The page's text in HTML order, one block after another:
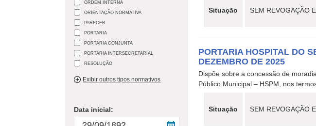
ORDEM INTERNA
ORIENTAÇÃO NORMATIVA
PARECER
PORTARIA
PORTARIA CONJUNTA
PORTARIA INTERSECRETARIAL
RESOLUÇÃO
Exibir outros tipos normativos
Data inicial:
Situação SEM REVOGAÇÃO
PORTARIA HOSPITAL DO
DEZEMBRO DE 2025
Dispõe sobre a concessão de
Público Municipal – HSPM, nos
Situação SEM REVOGAÇÃO